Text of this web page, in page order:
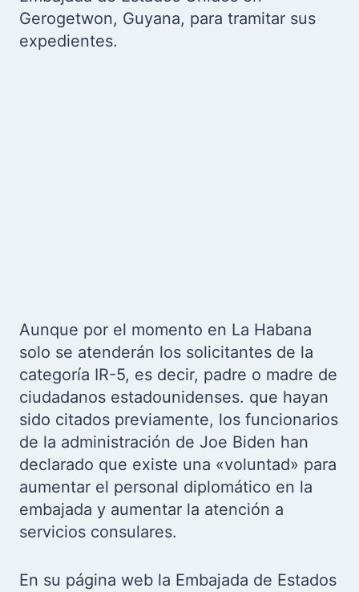
Gerogetwon, Guyana, para tramitar sus
expedientes.
Aunque por el momento en La Habana
solo se atenderán los solicitantes de la
categoría IR-5, es decir, padre o madre de
ciudadanos estadounidenses. que hayan
sido citados previamente, los funcionarios
de la administración de Joe Biden han
declarado que existe una «voluntad» para
aumentar el personal diplomático en la
embajada y aumentar la atención a
servicios consulares.
En su página web la Embajada de Estados